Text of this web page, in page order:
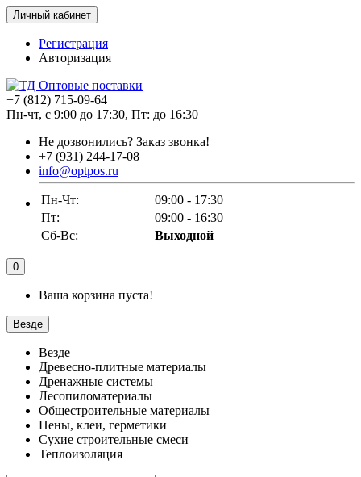
Личный кабинет
Регистрация
Авторизация
+7 (812) 715-09-64
Пн-чт, с 9:00 до 17:30, Пт: до 16:30
Не дозвонились? Заказ звонка!
+7 (931) 244-17-08
info@optpos.ru
Пн-Чт:
09:00 - 17:30
Пт:
09:00 - 16:30
Сб-Вс:
Выходной
0
Ваша корзина пуста!
Везде
Везде
Древесно-плитные материалы
Дренажные системы
Лесопиломатериалы
Общестроительные материалы
Пены, клеи, герметики
Сухие строительные смеси
Теплоизоляция